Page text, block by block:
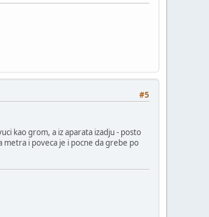
#5
kao grom, a iz aparata izadju - posto
i poveca je i pocne da grebe po